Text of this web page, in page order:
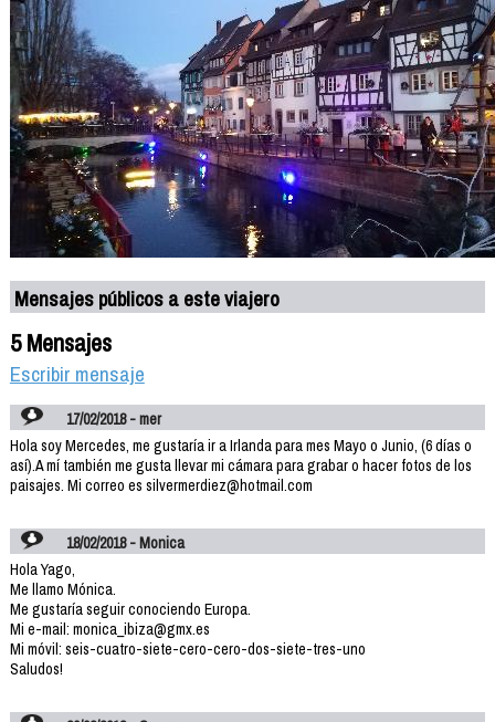
Mensajes públicos a este viajero
5 Mensajes
Escribir mensaje
17/02/2018 - mer
Hola soy Mercedes, me gustaría ir a Irlanda para mes Mayo o Junio, (6 días o
así).A mí también me gusta llevar mi cámara para grabar o hacer fotos de los
paisajes. Mi correo es silvermerdiez@hotmail.com
18/02/2018 - Monica
Hola Yago,
Me llamo Mónica.
Me gustaría seguir conociendo Europa.
Mi e-mail: monica_ibiza@gmx.es
Mi móvil: seis-cuatro-siete-cero-cero-dos-siete-tres-uno
Saludos!